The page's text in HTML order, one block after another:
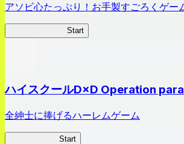
アソビ心たっぷり！お手製すごろくゲー
Start
ハイスクールD×D Operation
全紳士に捧げるハーレムゲーム
Start